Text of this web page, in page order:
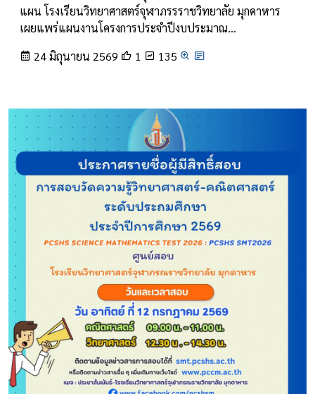
แผน โรงเรียนวิทยาศาสตร์จุฬาภรรราชวิทยาลัย มุกดาหาร
เผยแพร่แผนงานโครงการประจำปีงบประมาณ…
24 มิถุนายน 2569
1 135